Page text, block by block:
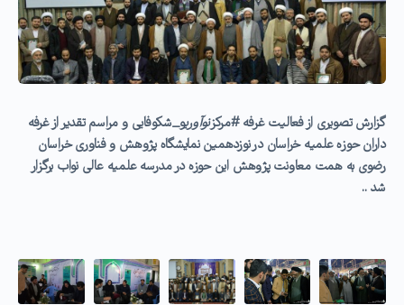
گزارش تصویری از فعالیت غرفه #مرکزنوآوریو_شکوفایی و مراسم تقدیر از غرفه
داران حوزه علمیه خراسان در نوزدهمین نمایشگاه پژوهش و فناوری خراسان
رضوی به همت معاونت پژوهش این حوزه در مدرسه علمیه عالی نواب برگزار
شد ..